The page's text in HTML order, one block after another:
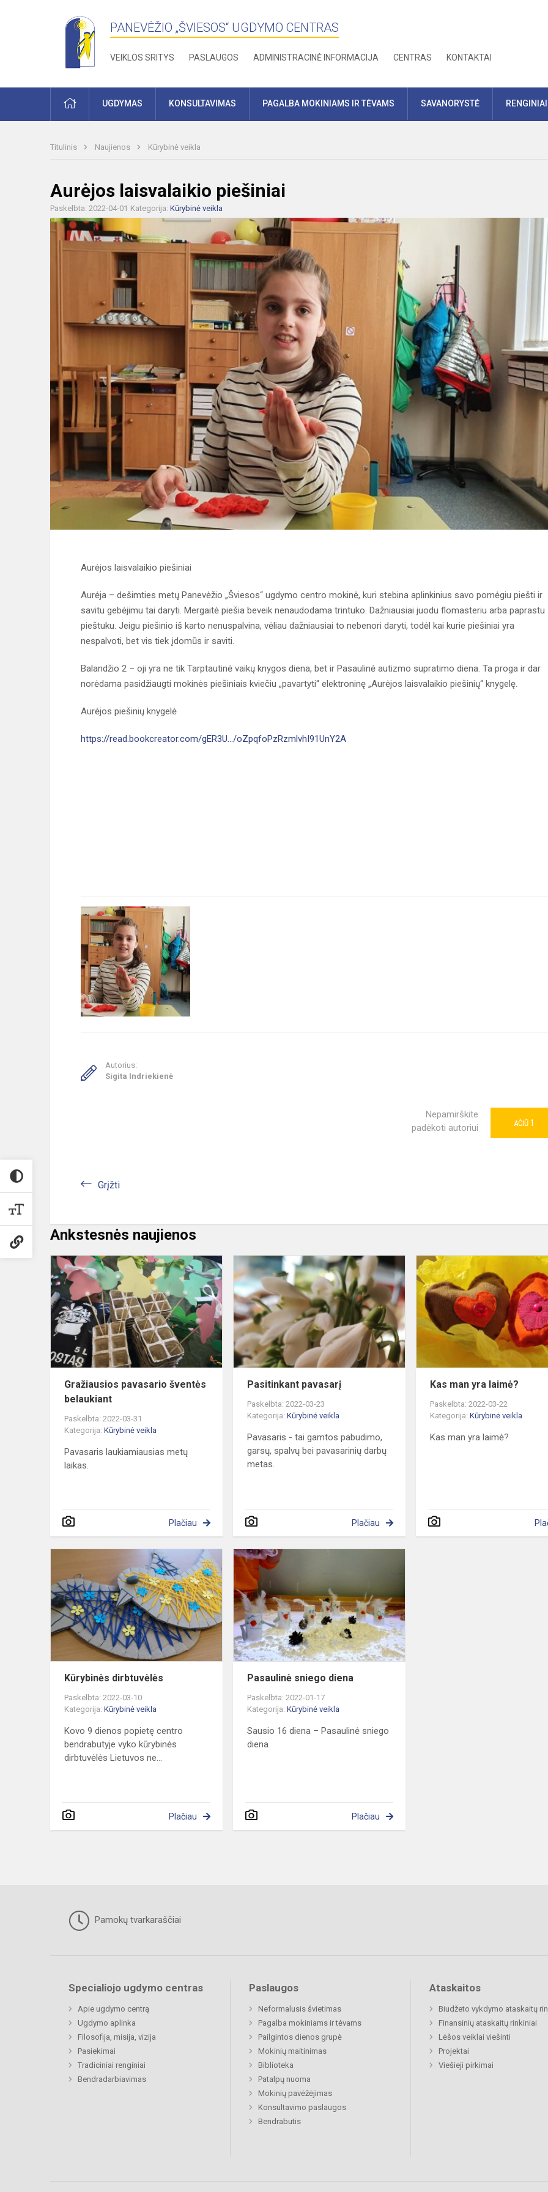
PANEVĖŽIO „ŠVIESOS“ UGDYMO CENTRAS
VEIKLOS SRITYS PASLAUGOS ADMINISTRACINĖ INFORMACIJA CENTRAS KONTAKTAI
PRADŽIAUGDYMAS KONSULTAVIMAS PAGALBA MOKINIAMS IR TĖVAMS SAVANORYSTĖ RENGINIAI
Titulinis Naujienos Kūrybinė veikla
Aurėjos laisvalaikio piešiniai
Paskelbta: 2022-04-01 Kategorija: Kūrybinė veikla
Aurėjos laisvalaikio piešiniai
Aurėja – dešimties metų Panevėžio „Šviesos“ ugdymo centro mokinė, kuri stebina aplinkinius savo pomėgiu piešti ir
savitu gebėjimu tai daryti. Mergaitė piešia beveik nenaudodama trintuko. Dažniausiai juodu flomasteriu arba paprastu
pieštuku. Jeigu piešinio iš karto nenuspalvina, vėliau dažniausiai to nebenori daryti, todėl kai kurie piešiniai yra
nespalvoti, bet vis tiek įdomūs ir saviti.
Balandžio 2 – oji yra ne tik Tarptautinė vaikų knygos diena, bet ir Pasaulinė autizmo supratimo diena. Ta proga ir dar
norėdama pasidžiaugti mokinės piešiniais kviečiu „pavartyti“ elektroninę „Aurėjos laisvalaikio piešinių“ knygelę.
Aurėjos piešinių knygelė
https://read.bookcreator.com/gER3U.../oZpqfoPzRzmlvhI91UnY2A
Autorius:
Sigita Indriekienė
Nepamirškite
padėkoti autoriui
AČIŪ 1
Grįžti
Ankstesnės naujienos
Gražiausios
pavasario
šventės
belaukiant
Gražiausios pavasario šventės
belaukiant
Paskelbta: 2022-03-31
Kategorija: Kūrybinė veikla
Pavasaris laukiamiausias metų
laikas.
Plačiau
Pasitinkant
pavasarį
Pasitinkant pavasarį
Paskelbta: 2022-03-23
Kategorija:Kūrybinė veikla
Pavasaris - tai gamtos pabudimo,
garsų, spalvų bei pavasarinių darbų
metas.
Plačiau
Kas man yra laimė?
Paskelbta: 2022-03-22
Kategorija:Kūrybinė veikla
Kas man yra laimė?
Kūrybinės
dirbtuvėlės
Kūrybinės dirbtuvėlės
Paskelbta: 2022-03-10
Kategorija: Kūrybinė veikla
Kovo 9 dienos popietę centro
bendrabutyje vyko kūrybinės
dirbtuvėlės Lietuvos ne...
Plačiau
Pasaulinė sniego diena
Paskelbta: 2022-01-17
Kategorija:Kūrybinė veikla
Sausio 16 diena – Pasaulinė sniego
diena
Plačiau
Pamokų tvarkaraščiai
Specialiojo ugdymo centras
Apie ugdymo centrą
Ugdymo aplinka
Filosofija, misija, vizija
Pasiekimai
Tradiciniai renginiai
Bendradarbiavimas
Paslaugos
Neformalusis švietimas
Pagalba mokiniams ir tėvams
Pailgintos dienos grupė
Mokinių maitinimas
Biblioteka
Patalpų nuoma
Mokinių pavėžėjimas
Konsultavimo paslaugos
Bendrabutis
Ataskaitos
Biudžeto vykdymo ataskaitų
Finansinių ataskaitų rinkiniai
Lėšos veiklai viešinti
Projektai
Viešieji pirkimai